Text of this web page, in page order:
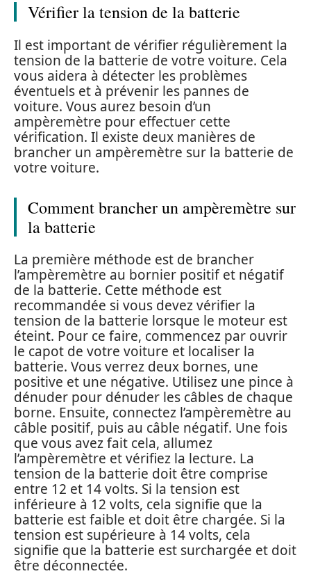
Vérifier la tension de la batterie
Il est important de vérifier régulièrement la
tension de la batterie de votre voiture. Cela
vous aidera à détecter les problèmes
éventuels et à prévenir les pannes de
voiture. Vous aurez besoin d’un
ampèremètre pour effectuer cette
vérification. Il existe deux manières de
brancher un ampèremètre sur la batterie de
votre voiture.
Comment brancher un ampèremètre sur
la batterie
La première méthode est de brancher
l’ampèremètre au bornier positif et négatif
de la batterie. Cette méthode est
recommandée si vous devez vérifier la
tension de la batterie lorsque le moteur est
éteint. Pour ce faire, commencez par ouvrir
le capot de votre voiture et localiser la
batterie. Vous verrez deux bornes, une
positive et une négative. Utilisez une pince à
dénuder pour dénuder les câbles de chaque
borne. Ensuite, connectez l’ampèremètre au
câble positif, puis au câble négatif. Une fois
que vous avez fait cela, allumez
l’ampèremètre et vérifiez la lecture. La
tension de la batterie doit être comprise
entre 12 et 14 volts. Si la tension est
inférieure à 12 volts, cela signifie que la
batterie est faible et doit être chargée. Si la
tension est supérieure à 14 volts, cela
signifie que la batterie est surchargée et doit
être déconnectée.